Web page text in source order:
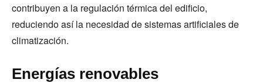
contribuyen a la regulación térmica del edificio,
reduciendo así la necesidad de sistemas artificiales de
climatización.
Energías renovables